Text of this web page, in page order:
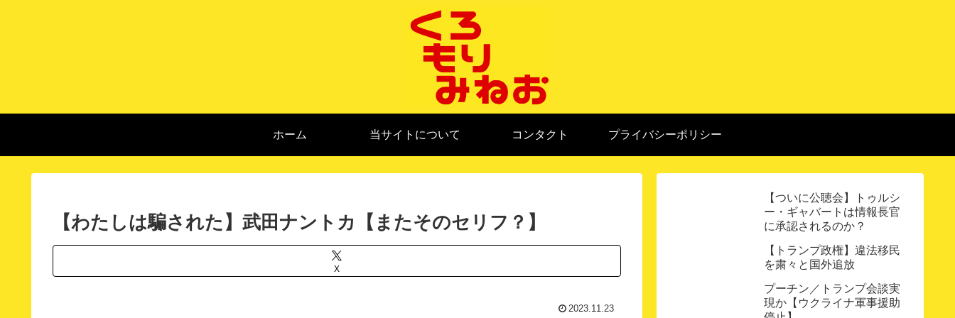
ホーム 当サイトについて コンタクト プライバシーポリシー
【わたしは騙された】武田ナントカ【またそのセリフ？】
X
2023.11.23
【ついに公聴会】トゥルシ
ー・ギャバートは情報長官
に承認されるのか？
【トランプ政権】違法移民
を粛々と国外追放
プーチン／トランプ会談実
現か【ウクライナ軍事援助